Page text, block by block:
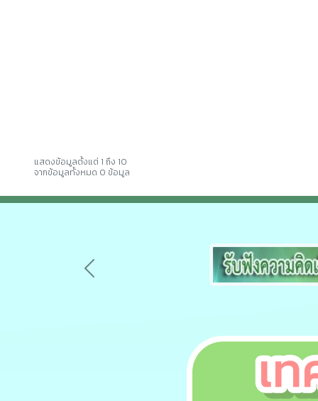
แสดงข้อมูลตั้งแต่ 1 ถึง 10
จากข้อมูลทั้งหมด 0 ข้อมูล
Previous